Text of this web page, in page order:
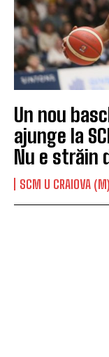
Un nou
ajunge la
Nu e străin
SCM U CRAIOVA (M)